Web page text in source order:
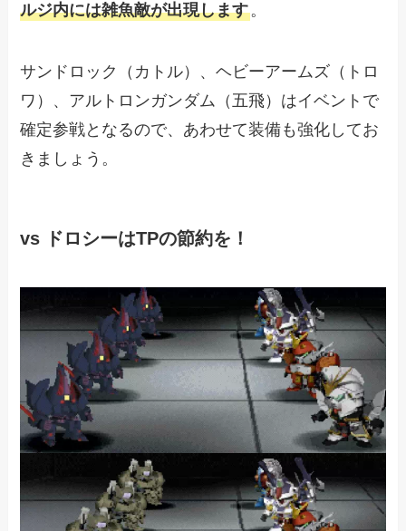
ルジ内には雑魚敵が出現します。
サンドロック（カトル）、ヘビーアームズ（トロ
ワ）、アルトロンガンダム（五飛）はイベントで
確定参戦となるので、あわせて装備も強化してお
きましょう。
vs ドロシーはTPの節約を！